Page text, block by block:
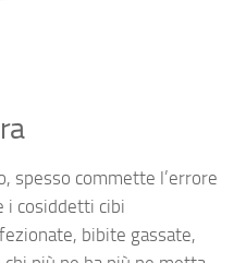
spesso commette l’errore
i cosiddetti cibi
bibite gassate,